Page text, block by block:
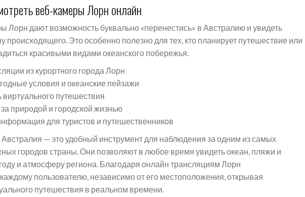
веб-камеры Лорн онлайн
Лорн дают возможность буквально «перенестись» в Австралию и увидеть
происходящего. Это особенно полезно для тех, кто планирует путешествие или
красивыми видами океанского побережья.
из курортного города Лорн
условия и океанские пейзажи
путешествия
природой и городской жизнью
для туристов и путешественников
— это удобный инструмент для наблюдения за одним из самых
городов страны. Они позволяют в любое время увидеть океан, пляжи и
и атмосферу региона. Благодаря онлайн трансляциям Лорн
пользователю, независимо от его местоположения, открывая
путешествия в реальном времени.